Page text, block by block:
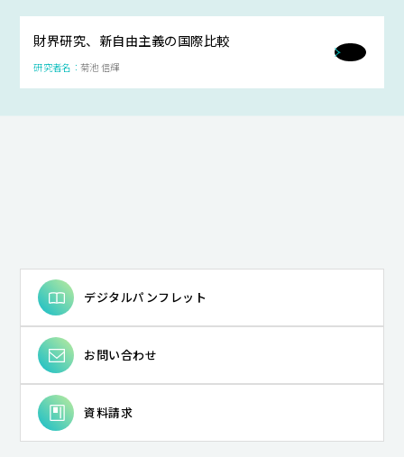
財界研究、新自由主義の国際比較
菊池 信輝
デジタルパンフレット
お問い合わせ
資料請求